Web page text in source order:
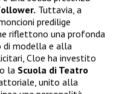
Tuttavia, a
predilige
riflettono una profonda
modella e alla
Cloe ha investito
la Scuola di Teatro
unito alla